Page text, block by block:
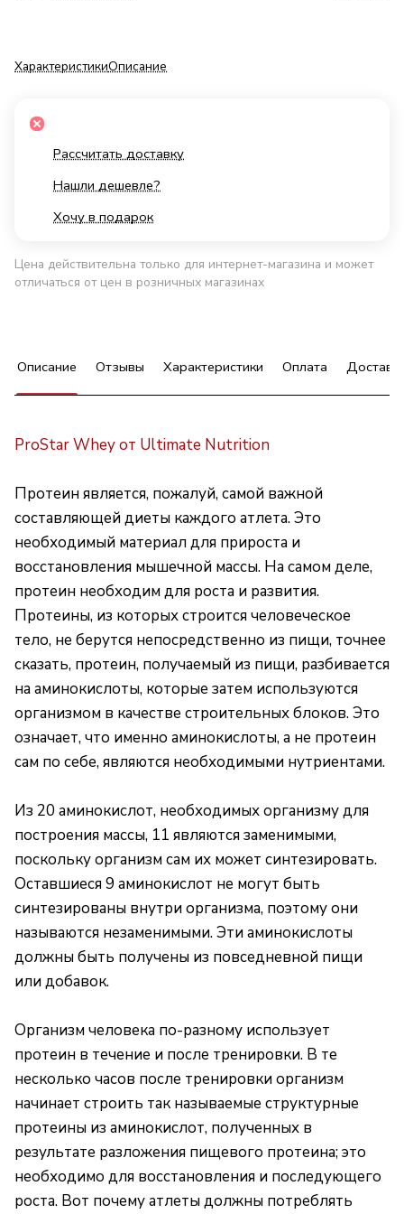
ХарактеристикиОписание
Рассчитать доставку
Нашли дешевле?
Хочу в подарок
Цена действительна только для интернет-магазина и может
отличаться от цен в розничных магазинах
Описание Отзывы Характеристики Оплата
ProStar Whey от Ultimate Nutrition
Протеин является, пожалуй, самой важной
составляющей диеты каждого атлета. Это
необходимый материал для прироста и
восстановления мышечной массы. На самом деле,
протеин необходим для роста и развития.
Протеины, из которых строится человеческое
тело, не берутся непосредственно из пищи, точнее
сказать, протеин, получаемый из пищи, разбивается
на аминокислоты, которые затем используются
организмом в качестве строительных блоков. Это
означает, что именно аминокислоты, а не протеин
сам по себе, являются необходимыми нутриентами.
Из 20 аминокислот, необходимых организму для
построения массы, 11 являются заменимыми,
поскольку организм сам их может синтезировать.
Оставшиеся 9 аминокислот не могут быть
синтезированы внутри организма, поэтому они
называются незаменимыми. Эти аминокислоты
должны быть получены из повседневной пищи
или добавок.
Организм человека по-разному использует
протеин в течение и после тренировки. В те
несколько часов после тренировки организм
начинает строить так называемые структурные
протеины из аминокислот, полученных в
результате разложения пищевого протеина; это
необходимо для восстановления и последующего
роста. Вот почему атлеты должны потреблять